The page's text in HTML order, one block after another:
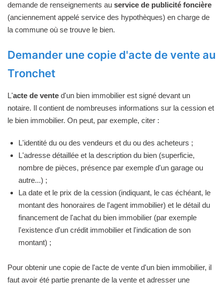
demande de renseignements au service de publicité foncière
(anciennement appelé service des hypothèques) en charge de
la commune où se trouve le bien.
Demander une copie d'acte de vente au
Tronchet
L'acte de vente d'un bien immobilier est signé devant un
notaire. Il contient de nombreuses informations sur la cession et
le bien immobilier. On peut, par exemple, citer :
L'identité du ou des vendeurs et du ou des acheteurs ;
L'adresse détaillée et la description du bien (superficie,
nombre de pièces, présence par exemple d'un garage ou
autre...) ;
La date et le prix de la cession (indiquant, le cas échéant, le
montant des honoraires de l'agent immobilier) et le détail du
financement de l'achat du bien immobilier (par exemple
l'existence d'un crédit immobilier et l'indication de son
montant) ;
Pour obtenir une copie de l'acte de vente d'un bien immobilier, il
faut avoir été partie prenante de la vente et adresser une